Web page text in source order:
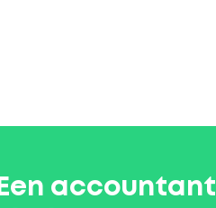
Een accountant